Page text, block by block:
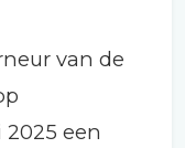
van de
2025 een